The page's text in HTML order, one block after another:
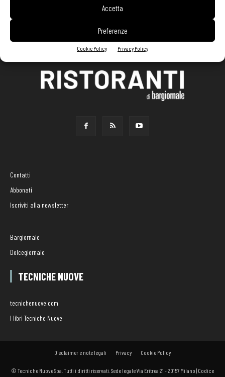
Accetta
Preferenze
Cookie Policy Privacy Policy
Contatti
Abbonati
Iscriviti alla newsletter
Bargiornale
Dolcegiornale
TECNICHE NUOVE
tecnichenuove.com
I libri Tecniche Nuove
Disclaimer e note legali Privacy Cookie Policy
© Tecniche Nuove Spa. Tutti i diritti riservati. Sede legale Via Eritrea 21 - 20157 Milano | Codice